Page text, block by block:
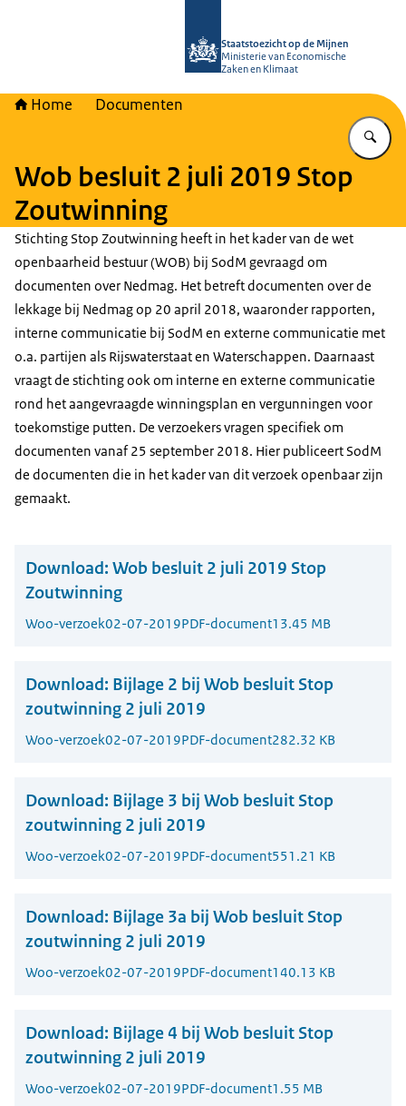
Staatstoezicht op de Mijnen
Ministerie van Economische
Zaken en Klimaat
Home Documenten
Wob besluit 2 juli 2019 Stop
Zoutwinning
Stichting Stop Zoutwinning heeft in het kader van de wet
openbaarheid bestuur (WOB) bij SodM gevraagd om
documenten over Nedmag. Het betreft documenten over de
lekkage bij Nedmag op 20 april 2018, waaronder rapporten,
interne communicatie bij SodM en externe communicatie met
o.a. partijen als Rijswaterstaat en Waterschappen. Daarnaast
vraagt de stichting ook om interne en externe communicatie
rond het aangevraagde winningsplan en vergunningen voor
toekomstige putten. De verzoekers vragen specifiek om
documenten vanaf 25 september 2018. Hier publiceert SodM
de documenten die in het kader van dit verzoek openbaar zijn
gemaakt.
Download: Wob besluit 2 juli 2019 Stop
Zoutwinning
Woo-verzoek02-07-2019PDF-document13.45 MB
Download: Bijlage 2 bij Wob besluit Stop
zoutwinning 2 juli 2019
Woo-verzoek02-07-2019PDF-document282.32 KB
Download: Bijlage 3 bij Wob besluit Stop
zoutwinning 2 juli 2019
Woo-verzoek02-07-2019PDF-document551.21 KB
Download: Bijlage 3a bij Wob besluit Stop
zoutwinning 2 juli 2019
Woo-verzoek02-07-2019PDF-document140.13 KB
Download: Bijlage 4 bij Wob besluit Stop
zoutwinning 2 juli 2019
Woo-verzoek02-07-2019PDF-document1.55 MB